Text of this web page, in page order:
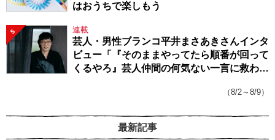
はおうちで楽しもう
5 連載
芸人・男性ブランコ平井まさあきさんインタ
ビュー「『そのままやってたら順番が回って
くるやろ』芸人仲間の何気ない一言に救われ
（8/2～8/9）
最新記事